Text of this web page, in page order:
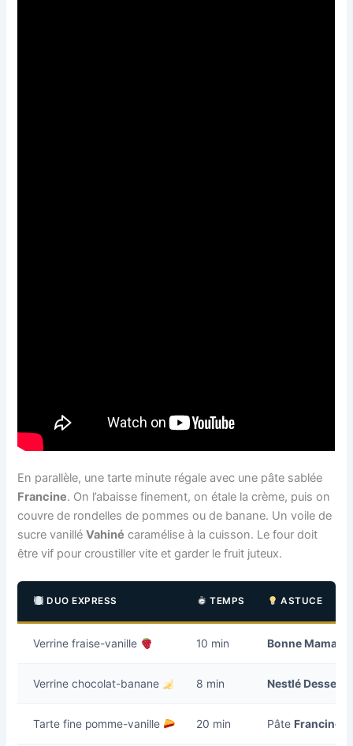
En parallèle, une tarte minute régale avec une pâte sablée
Francine. On l’abaisse finement, on étale la crème, puis on
couvre de rondelles de pommes ou de banane. Un voile de
sucre vanilléVahiné caramélise à la cuisson. Le four doit
être vif pour croustiller vite et garder le fruit juteux.
DUO EXPRESS TEMPS ASTUCE
Verrine fraise-vanille 10 min Bonne Maman
Verrine chocolat-banane 8 min Nestlé Dessert
Tarte fine pomme-vanille 20 min Pâte Francine